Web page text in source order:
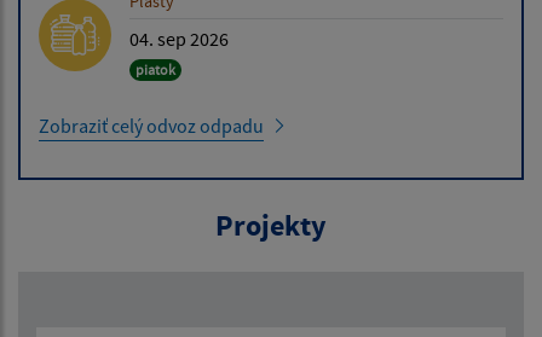
04. sep 2026
piatok
Zobraziť celý odvoz odpadu
Projekty